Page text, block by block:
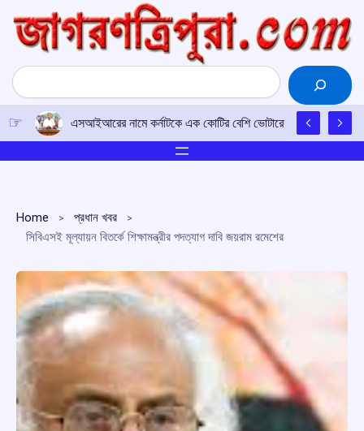
content
Search
এসআইআরের নামে কর্নাটকে এক কোটির বেশি ভোটারের নাম বাদ দেওয়ার
Home
প্রধান খবর
সিবিএসই মূল্যায়ন বিতর্কে শিক্ষামন্ত্রীর পদত্যাগ দাবি জয়রাম রমেশের